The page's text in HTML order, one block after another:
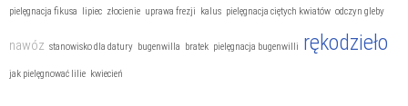
pielęgnacja fikusa lipiec złocienie uprawa frezji kalus pielęgnacja ciętych kwiatów odczyn gleby
nawóz stanowisko dla datury bugenwilla bratek pielęgnacja bugenwilli rękodzieło
jak pielęgnować lilie kwiecień